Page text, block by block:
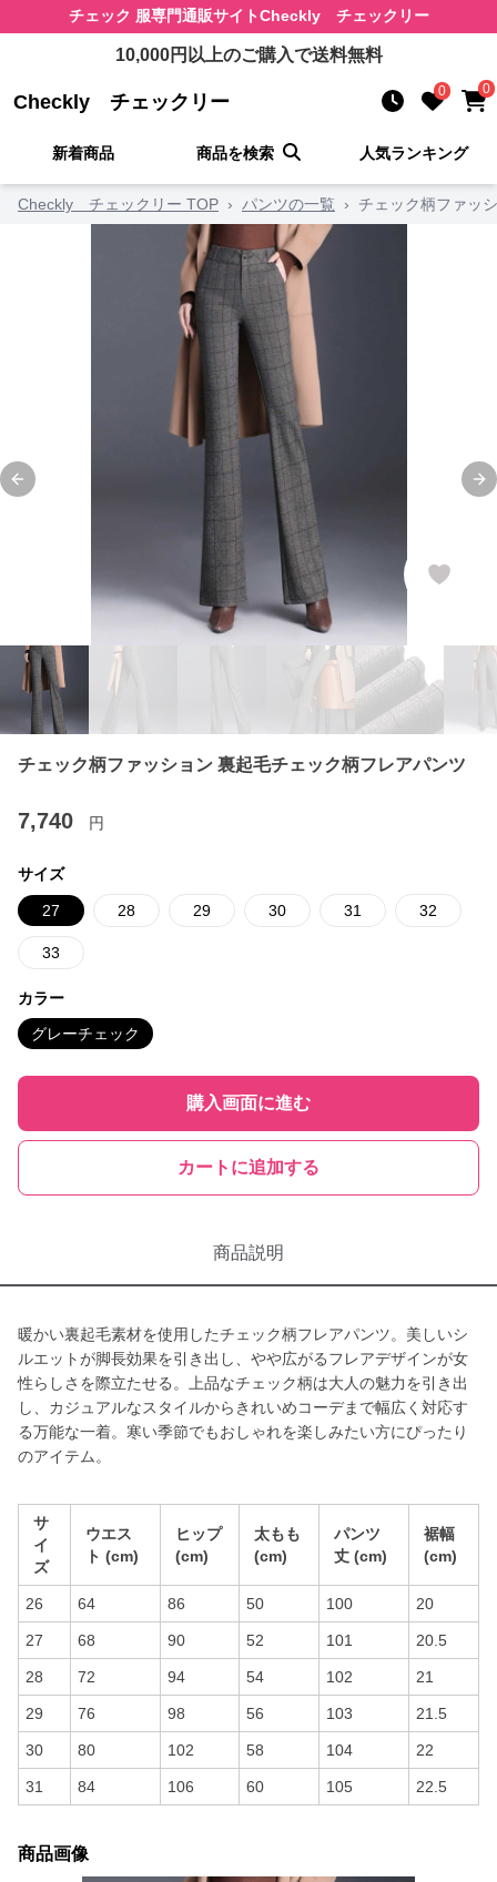
チェック 服専門通販サイトCheckly チェックリー
10,000円以上のご購入で送料無料
Checkly チェックリー 0 0
新着商品 商品を検索 人気ランキング
Checkly チェックリー TOP › パンツの一覧 › チェック柄ファッ
Previous slide
チェック柄ファッション 裏起毛チェック柄フレアパンツ
7,740 円
サイズ
27 28 29 30 31 32
33
カラー
グレーチェック
購入画面に進む
カートに追加する
商品説明
暖かい裏起毛素材を使用したチェック柄フレアパンツ。美しいシ
ルエットが脚長効果を引き出し、やや広がるフレアデザインが女
性らしさを際立たせる。上品なチェック柄は大人の魅力を引き出
し、カジュアルなスタイルからきれいめコーデまで幅広く対応す
る万能な一着。寒い季節でもおしゃれを楽しみたい方にぴったり
のアイテム。
サ
イ
ズ
ウエス
ト (cm)
ヒップ
(cm)
太もも
(cm)
パンツ
丈 (cm)
裾幅
(cm)
26 64 86 50 100 20
27 68 90 52 101 20.5
28 72 94 54 102 21
29 76 98 56 103 21.5
30 80 102 58 104 22
31 84 106 60 105 22.5
商品画像